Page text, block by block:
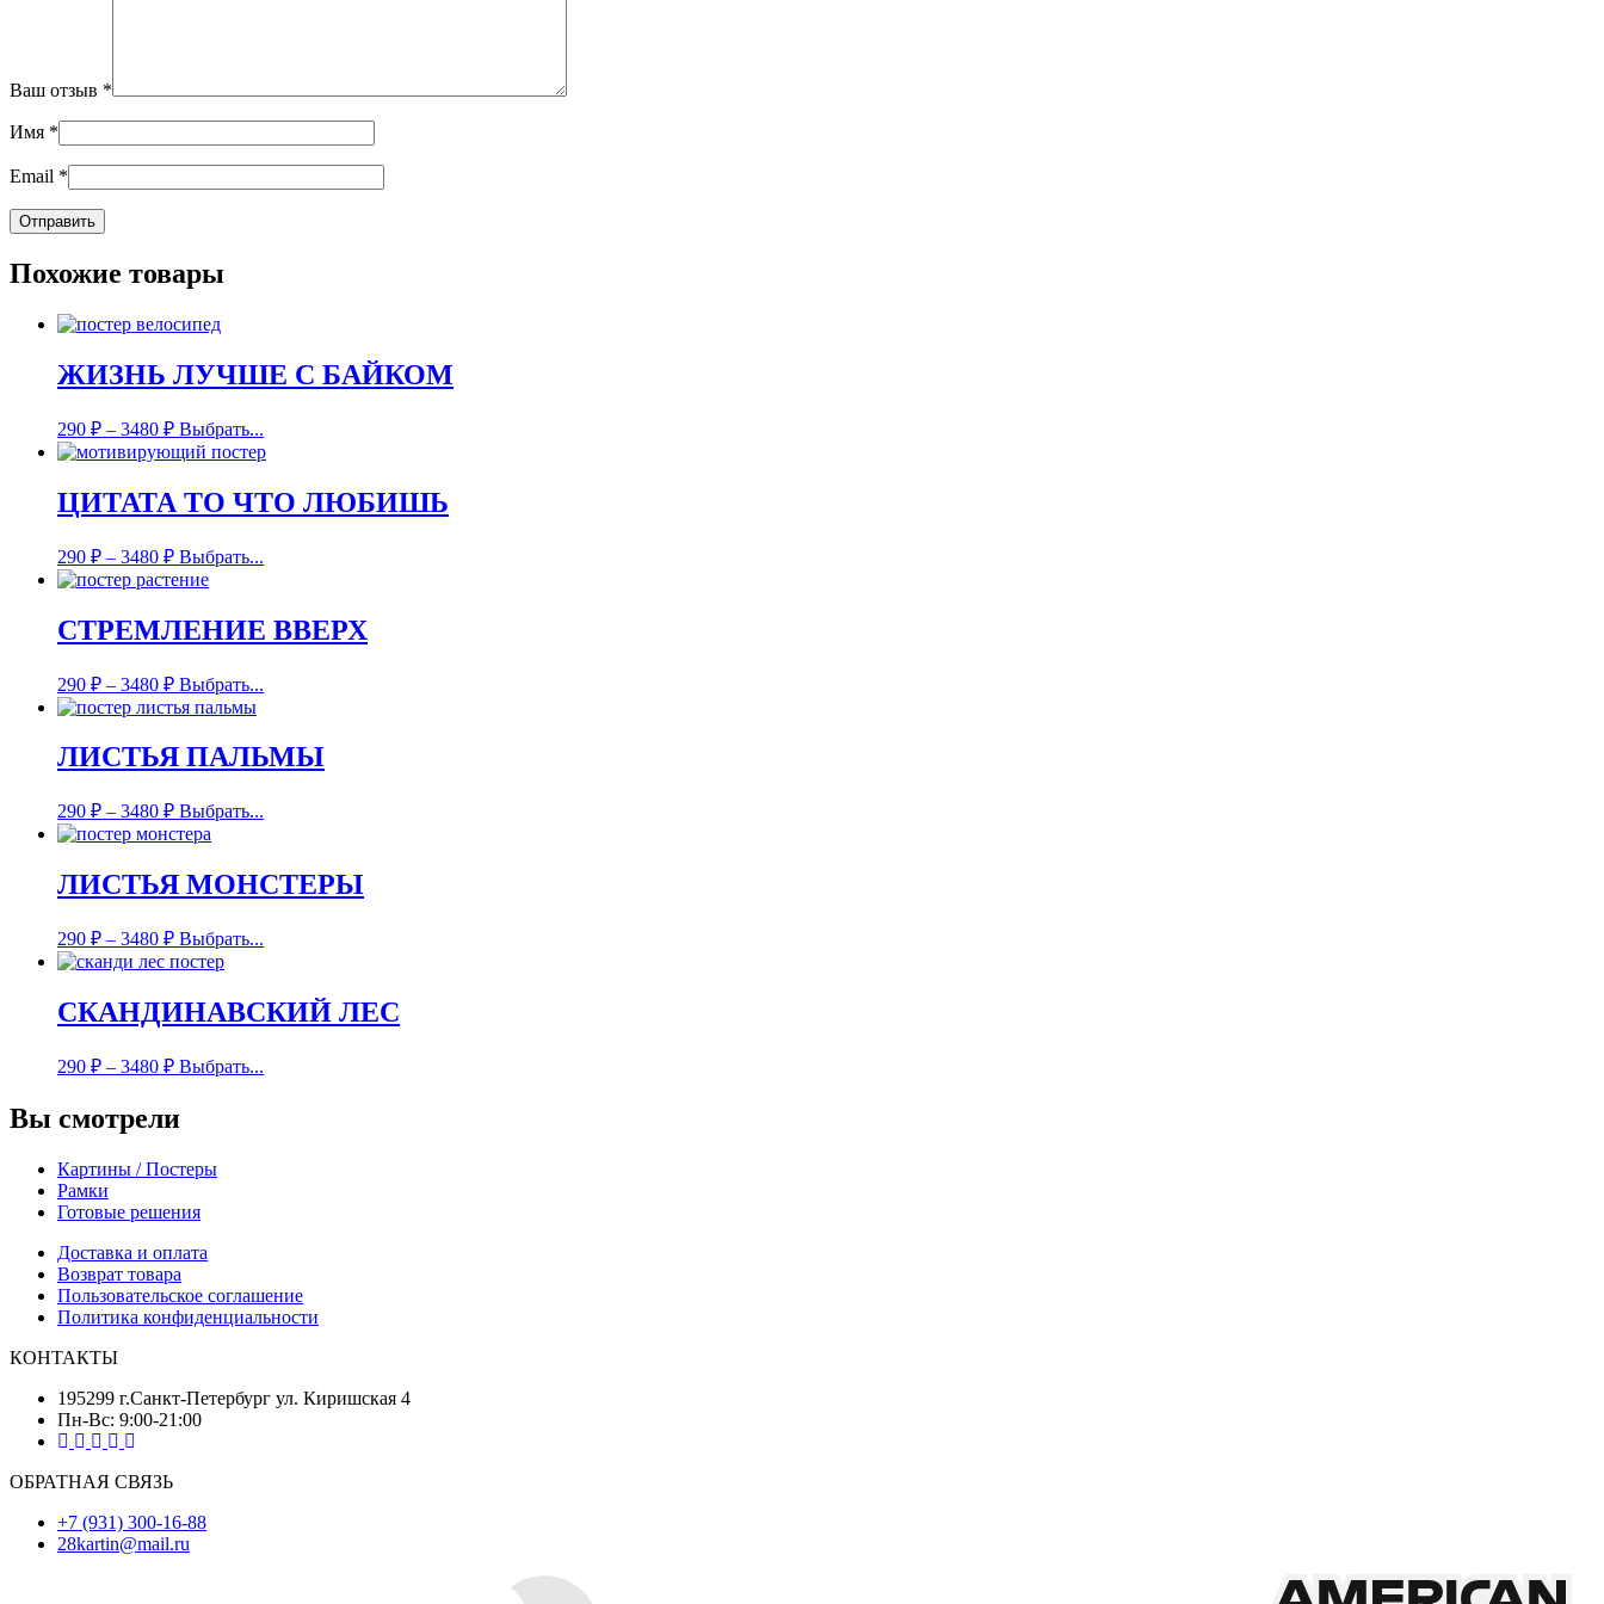
Ваш отзыв *
Имя *
Email *
Похожие товары
ЖИЗНЬ ЛУЧШЕ С БАЙКОМ
290 ₽ – 3480 ₽ Выбрать...
ЦИТАТА ТО ЧТО ЛЮБИШЬ
290 ₽ – 3480 ₽ Выбрать...
СТРЕМЛЕНИЕ ВВЕРХ
290 ₽ – 3480 ₽ Выбрать...
ЛИСТЬЯ ПАЛЬМЫ
290 ₽ – 3480 ₽ Выбрать...
ЛИСТЬЯ МОНСТЕРЫ
290 ₽ – 3480 ₽ Выбрать...
СКАНДИНАВСКИЙ ЛЕС
290 ₽ – 3480 ₽ Выбрать...
Вы смотрели
Картины / Постеры
Рамки
Готовые решения
Доставка и оплата
Возврат товара
Пользовательское соглашение
Политика конфиденциальности
КОНТАКТЫ
195299 г.Санкт-Петербург ул. Киришская 4
Пн-Вс: 9:00-21:00
ОБРАТНАЯ СВЯЗЬ
+7 (931) 300-16-88
28kartin@mail.ru